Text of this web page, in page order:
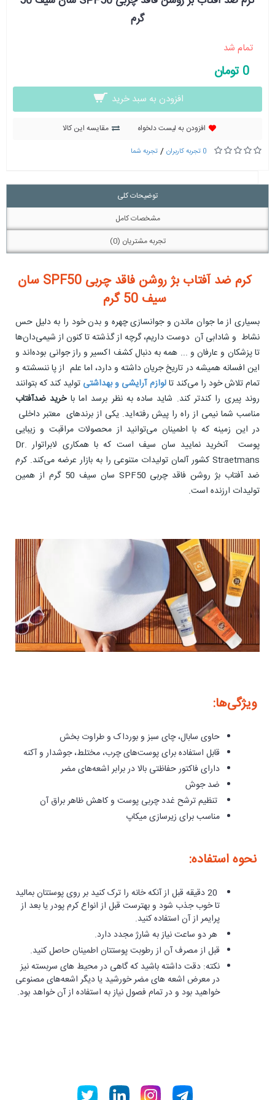
گرم
تمام شد
0 تومان
افزودن به سبد خرید
افزودن به لیست دلخواه مقایسه این کالا
0 تجربه کاربران / تجربه شما
توضیحات کلی
مشخصات کامل
تجربه مشتریان (0)
کرم ضد آفتاب بژ روشن فاقد چربی SPF50 سان
سیف 50 گرم
بسیاری از ما جوان ماندن و جوانسازی چهره و بدن خود را به دلیل حس
نشاط و شادابی آن دوست داریم، گرچه از گذشته تا کنون از شیمی‌دان‌ها
تا پزشکان و عارفان و ... همه به دنبال کشف اکسیر و راز جوانی بوده‌اند و
این افسانه همیشه در تاریخ جریان داشته و دارد، اما علم از پا ننسشته و
تمام تلاش خود را می‌کند تالوازم آرایشی و بهداشتی تولید کند که بتوانند
روند پیری را کندتر کند. شاید ساده به نظر برسد اما با خرید ضدآفتاب
مناسب شما نیمی از راه را پیش رفته‌اید. یکی از برندهای معتبر داخلی
در این زمینه که با اطمینان می‌توانید از محصولات مراقبت و زیبایی
پوست آنخرید نمایید سان سیف است که با همكاری لابراتوار Dr.
Straetmans كشور آلمان تولیدات متنوعی را به بازار عرضه می‌کند. کرم
ضد آفتاب بژ روشن فاقد چربی SPF50 سان سیف 50 گرم از همین
تولیدات ارزنده است.
ویژگی‌ها:
حاوی سابال، چای سبز و بورداک و طراوت بخش
قابل استفاده برای پوست‌های چرب، مختلط، جوشدار و آکنه
دارای فاکتور حفاظتی بالا در برابر اشعه‌های مضر
ضد جوش
تنظیم ترشح غدد چربی پوست و کاهش ظاهر براق آن
مناسب برای زیرسازی میکاپ
نحوه استفاده:
20 دقیقه قبل از آنکه خانه را ترک کنید بر روی پوستتان بمالید
تا خوب جذب شود و بهترست قبل از انواع کرم پودر یا بعد از
پرایمر از آن استفاده کنید.
هر دو ساعت نیاز به شارژ مجدد دارد.
قبل از مصرف آن از رطوبت پوستتان اطمینان حاصل کنید.
نکته: دقت داشته باشید که گاهی در محیط های سربسته نیز
در معرض اشعه های مضر خورشید یا دیگر اشعه‌های مصنوعی
خواهید بود و در تمام فصول نیاز به استفاده از آن خواهد بود.